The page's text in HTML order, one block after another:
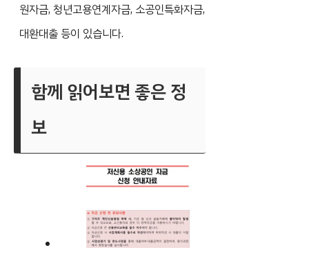
원자금, 청년고용연계자금, 소공인특화자금,
대환대출 등이 있습니다.
함께 읽어보면 좋은 정
보